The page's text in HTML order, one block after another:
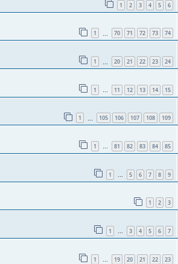
1 2 3 4 5 6
1 70 71 72 73 74
1 20 21 22 23 24
1 … 11 12 13 14 15
1 105 106 107 108 109
1 … 81 82 83 84 85
1 … 5 6 7 8 9
1 2 3
1 … 3 4 5 6 7
1 19 20 21 22 23